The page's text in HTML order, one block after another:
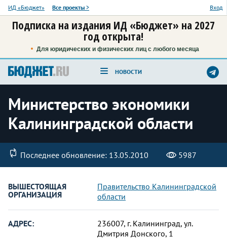
ИД «Бюджет» Все проекты > Вход
Подписка на издания ИД «Бюджет» на 2027
год открыта!
Для юридических и физических лиц с любого месяца
НОВОСТИ
Министерство экономики
Калининградской области
Последнее обновление: 13.05.2010 5987
ВЫШЕСТОЯЩАЯ
ОРГАНИЗАЦИЯ
Правительство Калининградской
области
АДРЕС:
236007, г. Калининград, ул.
Дмитрия Донского, 1